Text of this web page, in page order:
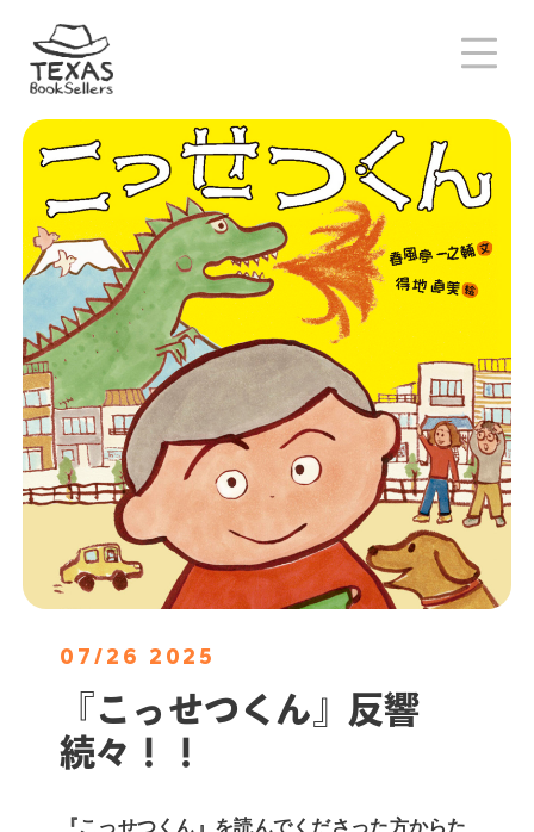
07/26 2025
『こっせつくん』反響
続々！！
『こっせつくん』を読んでくださった方からた